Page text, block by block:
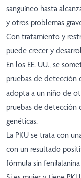
sanguíneo hasta
y otros problemas
Con tratamiento y
puede crecer y
En los EE. UU., se
pruebas de detección
adopta a un niño de
pruebas de detección
genéticas.
La PKU se trata con
con un resultado
fórmula sin